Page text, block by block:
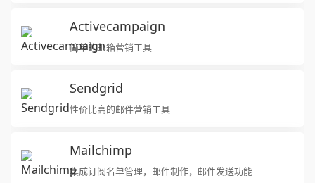
Activecampaign
简单的邮箱营销工具
Sendgrid
性价比高的邮件营销工具
Mailchimp
集成订阅名单管理，邮件制作，邮件发送功能